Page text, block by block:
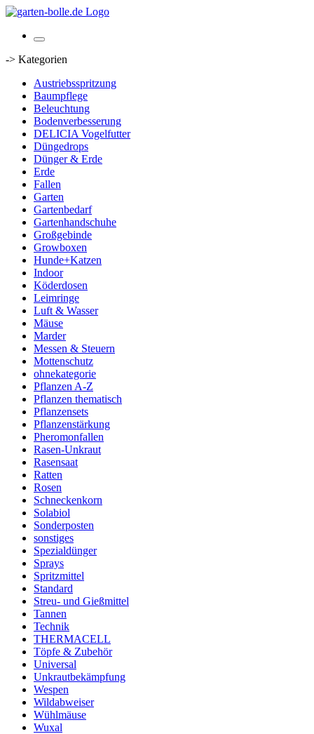
-> Kategorien
Austriebsspritzung
Baumpflege
Beleuchtung
Bodenverbesserung
DELICIA Vogelfutter
Düngedrops
Dünger & Erde
Erde
Fallen
Garten
Gartenbedarf
Gartenhandschuhe
Großgebinde
Growboxen
Hunde+Katzen
Indoor
Köderdosen
Leimringe
Luft & Wasser
Mäuse
Marder
Messen & Steuern
Mottenschutz
ohnekategorie
Pflanzen A-Z
Pflanzen thematisch
Pflanzensets
Pflanzenstärkung
Pheromonfallen
Rasen-Unkraut
Rasensaat
Ratten
Rosen
Schneckenkorn
Solabiol
Sonderposten
sonstiges
Spezialdünger
Sprays
Spritzmittel
Standard
Streu- und Gießmittel
Tannen
Technik
THERMACELL
Töpfe & Zubehör
Universal
Unkrautbekämpfung
Wespen
Wildabweiser
Wühlmäuse
Wuxal